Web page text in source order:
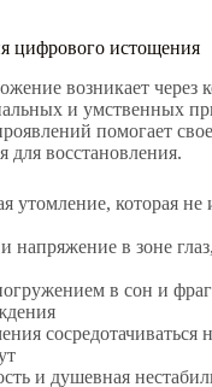
цифрового истощения
возникает через
и умственных
помогает
для восстановления.
утомление, которая не
напряжение в зоне
в сон и
сосредотачиваться
и душевная